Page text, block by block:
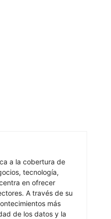
a la cobertura de
tecnología,
en ofrecer
A través de su
más
de los datos y la